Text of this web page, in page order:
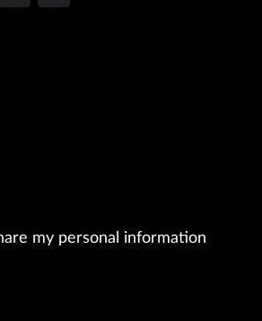
my personal information